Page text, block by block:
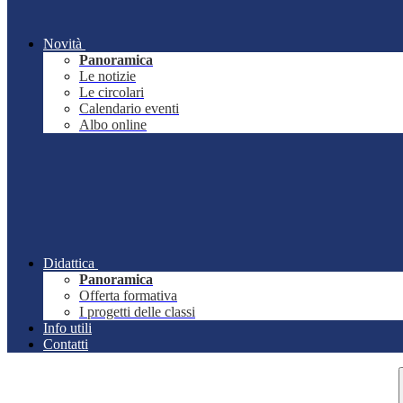
Novità
Panoramica
Le notizie
Le circolari
Calendario eventi
Albo online
Didattica
Panoramica
Offerta formativa
I progetti delle classi
Info utili
Contatti